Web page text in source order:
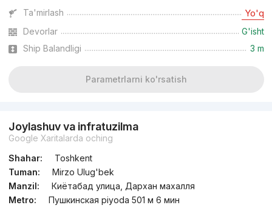
Ta'mirlash Yo'q
Devorlar
G'isht
Ship Balandligi
3 m
Parametrlarni ko'rsatish
Joylashuv va infratuzilma
Google Xaritalarda oching
Shahar:
Toshkent
Tuman:
Mirzo Ulug'bek
Manzil:
Киётабад улица, Дархан махалля
Metro:
Пушкинская piyoda 501 м 6 мин